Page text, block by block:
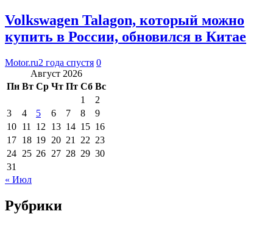
Volkswagen Talagon, который можно
купить в России, обновился в Китае
Motor.ru2 года спустя 0
Август 2026
Пн Вт Ср Чт Пт Сб Вс
1
2
3
4 5 6 7 8
9
10 11 12 13 14 15 16
17 18 19 20 21 22 23
24 25 26 27 28 29 30
31
« Июл
Рубрики